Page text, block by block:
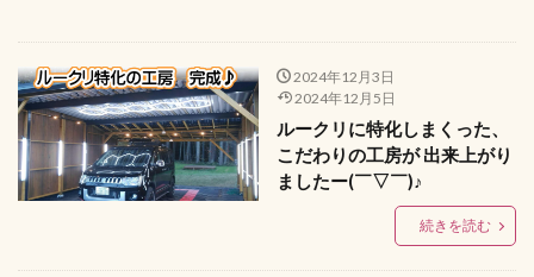
2024年12月3日
2024年12月5日
ルークリに特化しまくった、
こだわりの工房が 出来上がり
ましたー(￣▽￣)♪
続きを読む